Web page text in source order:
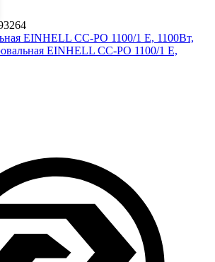
EINHELL CC-PO 1100/1 E, 1100Вт,
EINHELL CC-PO 1100/1 E,